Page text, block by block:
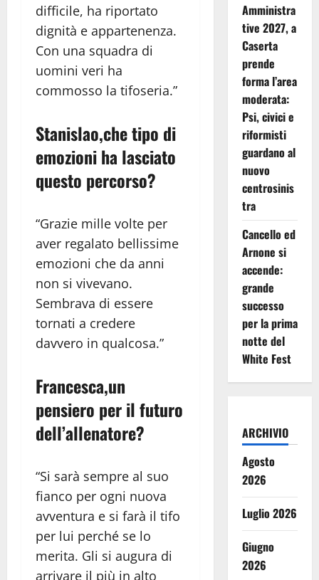
difficile, ha riportato
dignità e appartenenza.
Con una squadra di
uomini veri ha
commosso la tifoseria.”
Stanislao,che tipo di
emozioni ha lasciato
questo percorso?
“Grazie mille volte per
aver regalato bellissime
emozioni che da anni
non si vivevano.
Sembrava di essere
tornati a credere
davvero in qualcosa.”
Francesca,un
pensiero per il futuro
dell’allenatore?
“Si sarà sempre al suo
fianco per ogni nuova
avventura e si farà il tifo
per lui perché se lo
merita. Gli si augura di
arrivare il più in alto
Amministra
tive 2027, a
Caserta
prende
forma l’area
moderata:
Psi, civici e
riformisti
guardano al
nuovo
centrosinis
tra
Cancello ed
Arnone si
accende:
grande
successo
per la prima
notte del
White Fest
ARCHIVIO
Agosto
2026
Luglio 2026
Giugno
2026